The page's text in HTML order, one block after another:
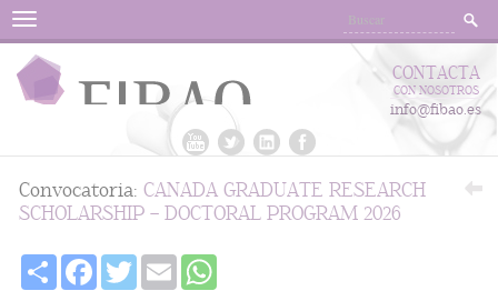
Menu
CONTACTA
CON NOSOTROS
info@fibao.es
Convocatoria: CANADA GRADUATE RESEARCH
SCHOLARSHIP – DOCTORAL PROGRAM 2026
Share FacebookTwitter Email